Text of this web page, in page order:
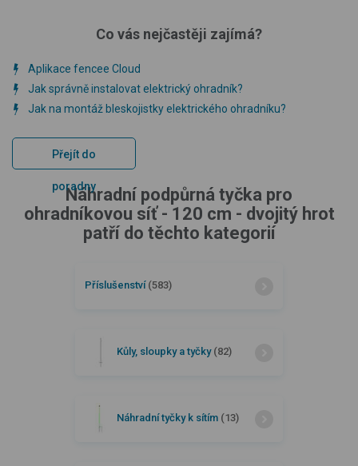
Co vás nejčastěji zajímá?
Aplikace fencee Cloud
Jak správně instalovat elektrický ohradník?
Jak na montáž bleskojistky elektrického ohradníku?
Přejít do
poradny
Náhradní podpůrná tyčka pro
ohradníkovou síť - 120 cm - dvojitý hrot
patří do těchto kategorií
Příslušenství (583)
Kůly, sloupky a tyčky (82)
Náhradní tyčky k sítím (13)